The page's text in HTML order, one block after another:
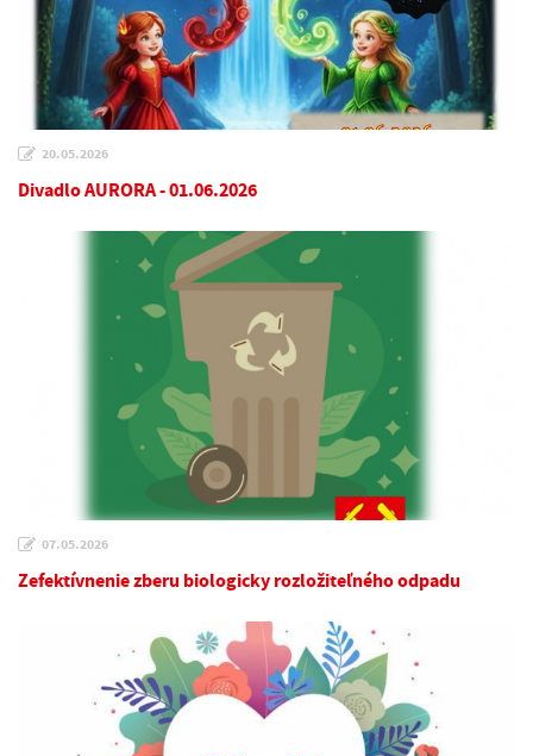
20.05.2026
Divadlo AURORA - 01.06.2026
07.05.2026
Zefektívnenie zberu biologicky rozložiteľného odpadu